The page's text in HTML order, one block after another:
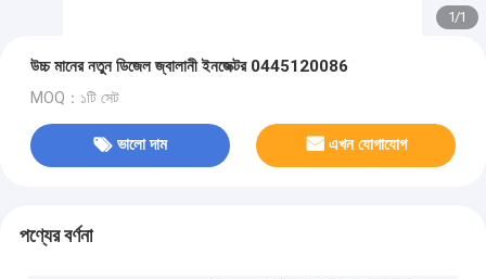
1/1
উচ্চ মানের নতুন ডিজেল জ্বালানী ইনজেক্টর 0445120086
MOQ：১টি সেট
ভালো দাম এখন যোগাযোগ
পণ্যের বর্ণনা